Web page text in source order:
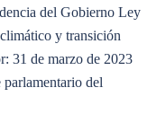
del Gobierno Ley
y transición
31 de marzo de 2023
del